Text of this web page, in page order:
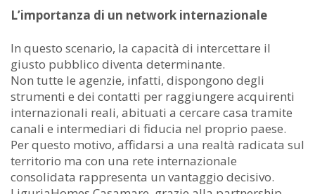
L’importanza di un network internazionale
In questo scenario, la capacità di intercettare il
giusto pubblico diventa determinante.
Non tutte le agenzie, infatti, dispongono degli
strumenti e dei contatti per raggiungere acquirenti
internazionali reali, abituati a cercare casa tramite
canali e intermediari di fiducia nel proprio paese.
Per questo motivo, affidarsi a una realtà radicata sul
territorio ma con una rete internazionale
consolidata rappresenta un vantaggio decisivo.